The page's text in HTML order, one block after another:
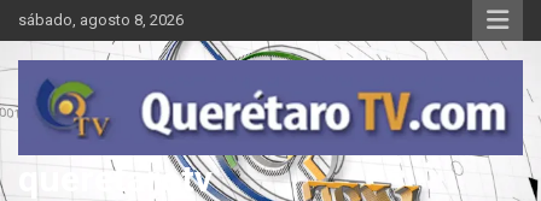
Saltar
al
contenido
sábado, agosto 8, 2026
queretarotv